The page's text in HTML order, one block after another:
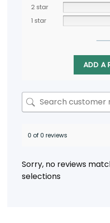
2 star
1 star
ADD A
0 of 0 reviews
Sorry, no reviews
selections